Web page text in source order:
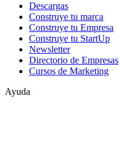
Descargas
Construye tu marca
Construye tu Empresa
Construye tu StartUp
Newsletter
Directorio de Empresas
Cursos de Marketing
Ayuda